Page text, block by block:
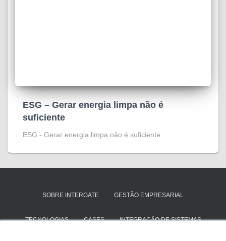
ESG – Gerar energia limpa não é
suficiente
ESG - Gerar energia limpa não é suficiente
SOBRE INTERGATE GESTÃO EMPRESARIAL
TECNOLOGIAS CASES INTEGRAÇÃO DE SISTEMAS